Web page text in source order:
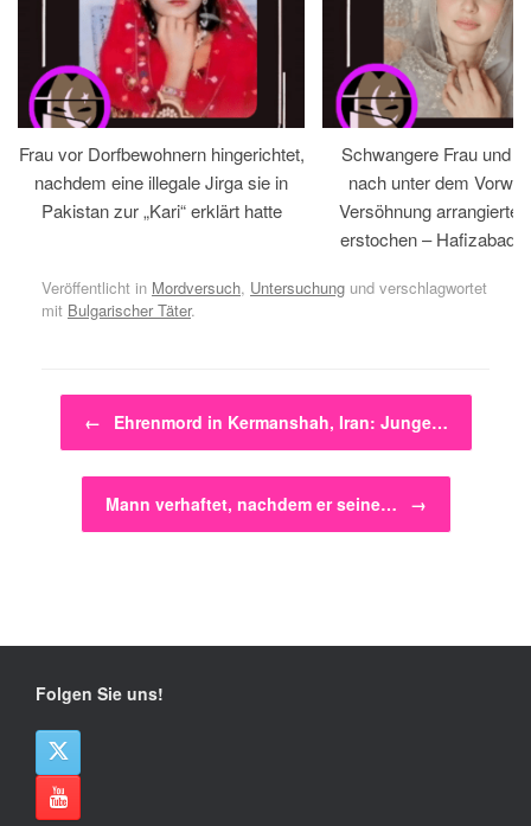
Frau vor Dorfbewohnern hingerichtet,
nachdem eine illegale Jirga sie in
Pakistan zur „Kari“ erklärt hatte
Schwangere Frau und
nach unter dem
Versöhnung
erstochen – Hafizabad,
Veröffentlicht in Mordversuch, Untersuchung und verschlagwortet
mit Bulgarischer Täter.
Beitragsnavigation
← Ehrenmord in Kermanshah, Iran: Junge…
Mann verhaftet, nachdem er seine… →
Folgen Sie uns!